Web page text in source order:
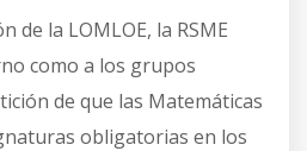
de la LOMLOE, la RSME
como a los grupos
de que las Matemáticas
obligatorias en los